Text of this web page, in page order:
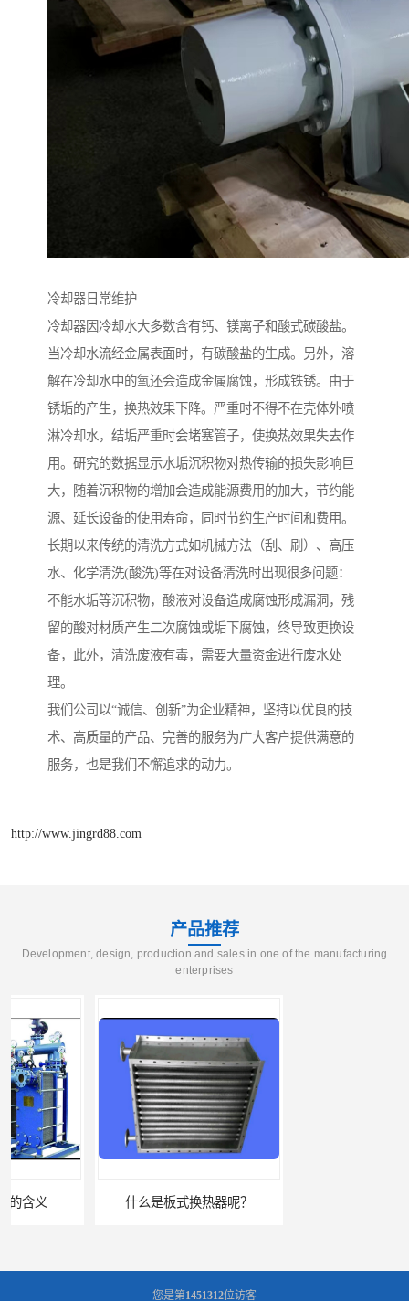
冷却器日常维护
冷却器因冷却水大多数含有钙、镁离子和酸式碳酸盐。
当冷却水流经金属表面时，有碳酸盐的生成。另外，溶
解在冷却水中的氧还会造成金属腐蚀，形成铁锈。由于
锈垢的产生，换热效果下降。严重时不得不在壳体外喷
淋冷却水，结垢严重时会堵塞管子，使换热效果失去作
用。研究的数据显示水垢沉积物对热传输的损失影响巨
大，随着沉积物的增加会造成能源费用的加大，节约能
源、延长设备的使用寿命，同时节约生产时间和费用。
长期以来传统的清洗方式如机械方法（刮、刷）、高压
水、化学清洗(酸洗)等在对设备清洗时出现很多问题：
不能水垢等沉积物，酸液对设备造成腐蚀形成漏洞，残
留的酸对材质产生二次腐蚀或垢下腐蚀，终导致更换设
备，此外，清洗废液有毒，需要大量资金进行废水处
理。
我们公司以“诚信、创新”为企业精神，坚持以优良的技
术、高质量的产品、完善的服务为广大客户提供满意的
服务，也是我们不懈追求的动力。
http://www.jingrd88.com
产品推荐
Development, design, production and sales in one of the manufacturing
enterprises
什么是板式换热器呢？
您是第1451312位访客